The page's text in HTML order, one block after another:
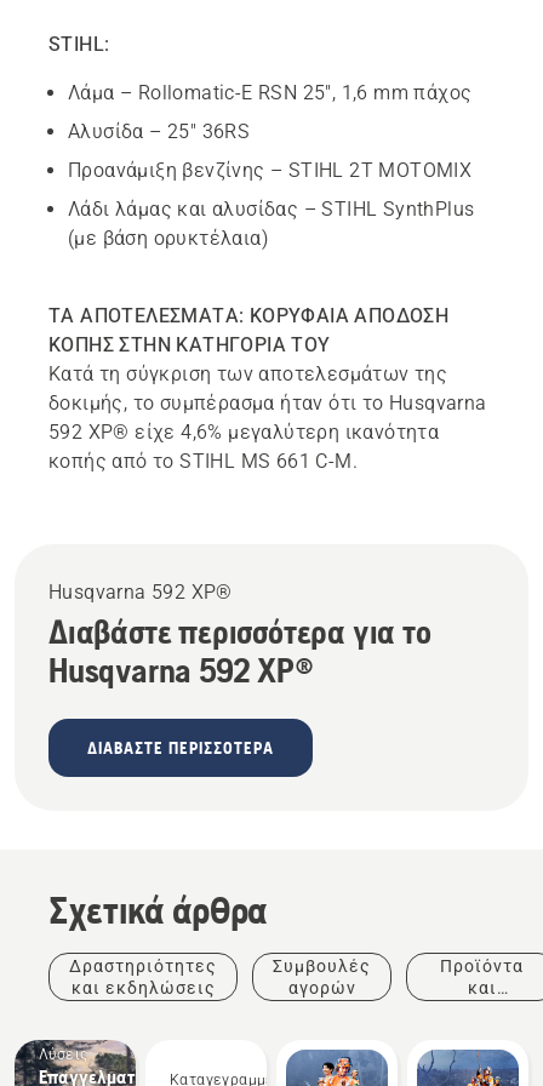
STIHL:
Λάμα – Rollomatic-E RSN 25", 1,6 mm πάχος
Αλυσίδα – 25" 36RS
Προανάμιξη βενζίνης – STIHL 2T MOTOMIX
Λάδι λάμας και αλυσίδας – STIHL SynthPlus
(με βάση ορυκτέλαια)
ΤΑ ΑΠΟΤΕΛΕΣΜΑΤΑ: ΚΟΡΥΦΑΙΑ ΑΠΟΔΟΣΗ
ΚΟΠΗΣ ΣΤΗΝ ΚΑΤΗΓΟΡΙΑ ΤΟΥ
Κατά τη σύγκριση των αποτελεσμάτων της
δοκιμής, το συμπέρασμα ήταν ότι το Husqvarna
592 XP® είχε 4,6% μεγαλύτερη ικανότητα
κοπής από το STIHL MS 661 C-M.
Husqvarna 592 XP®
Διαβάστε περισσότερα για το
Husqvarna 592 XP®
ΔΙΑΒΆΣΤΕ ΠΕΡΙΣΣΌΤΕΡΑ
Σχετικά άρθρα
Δραστηριότητες
και εκδηλώσεις
Συμβουλές
αγορών
Προϊόντα
και
Λύσεις
Επαγγελματικός
Καταγεγραμμένες